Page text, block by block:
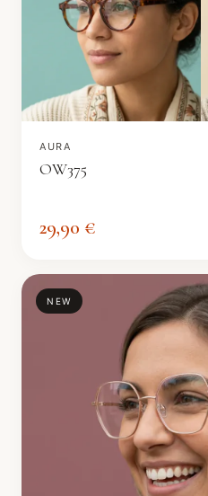
AURA
OW375
29,90 €
NEW